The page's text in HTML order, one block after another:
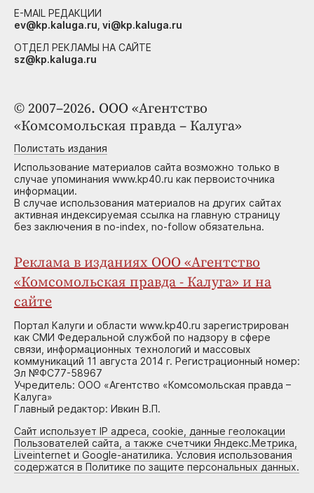
© 2007–2026. ООО «Агентство
«Комсомольская правда – Калуга»
Полистать издания
Использование материалов сайта возможно только в
случае упоминания www.kp40.ru как первоисточника
информации.
В случае использования материалов на других сайтах
активная индексируемая ссылка на главную страницу
без заключения в no-index, no-follow обязательна.
Реклама в изданиях ООО «Агентство
«Комсомольская правда - Калуга» и на
сайте
Портал Калуги и области www.kp40.ru зарегистрирован
как СМИ Федеральной службой по надзору в сфере
связи, информационных технологий и массовых
коммуникаций 11 августа 2014 г. Регистрационный номер:
Эл №ФС77-58967
Учредитель: ООО «Агентство «Комсомольская правда –
Калуга»
Главный редактор: Ивкин В.П.
Сайт использует IP адреса, cookie, данные геолокации
Пользователей сайта, а также счетчики Яндекс.Метрика,
Liveinternet и Google-анатилика. Условия использования
содержатся в Политике по защите персональных данных.
E-MAIL РЕДАКЦИИ
ev@kp.kaluga.ru, vi@kp.kaluga.ru
ОТДЕЛ РЕКЛАМЫ НА САЙТЕ
sz@kp.kaluga.ru